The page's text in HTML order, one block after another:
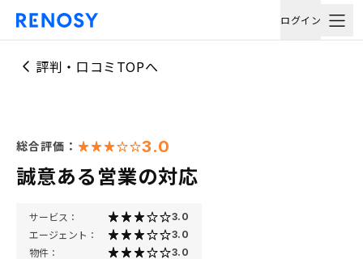
ログイン
評判・口コミTOPへ
総合評価： 3.0
誠意ある営業の対応
サービス： 3.0
エージェント： 3.0
物件： 3.0